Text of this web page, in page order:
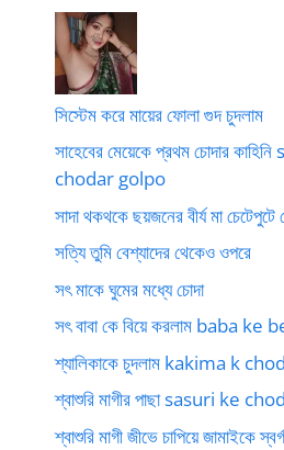
সিস্টেম করে মায়ের ফোলা গুদ চুদলাম
সাহেবের মেয়েকে প্রথম চোদার
chodar golpo
সাদা থকথকে ছয়জনের বীর্য মা চেটেপুটে
সত্যি তুমি বেশ্যাদের থেকেও ওপরে
সৎ মাকে ঘুমের মধ্যে চোদা
সৎ বাবা কে বিয়ে করলাম baba
শ্যালিকাকে চুদলাম kakima k
শ্বাশুরি মাগীর পাছা sasuri ke
শ্বাশুরি মাগী জীভে চাপিয়ে জামাইকে